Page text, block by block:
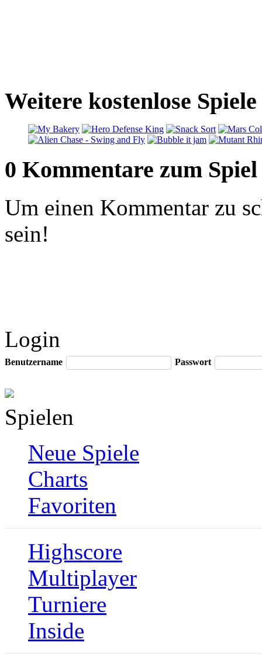
Weitere kostenlose
0 Kommentare zum Spiel
Um einen Kommentar zu
sein!
Login
Benutzername Passwort
Spielen
Neue Spiele
Charts
Favoriten
Highscore
Multiplayer
Turniere
Inside